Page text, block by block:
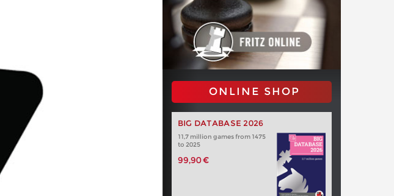
ONLINE SHOP
BIG DATABASE 2026
11,7 million games from 1475
to 2025
99,90 €